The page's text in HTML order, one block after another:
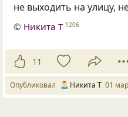
не выходить на улицу,
© Никита Т 1206
11
Опубликовал Никита Т 01